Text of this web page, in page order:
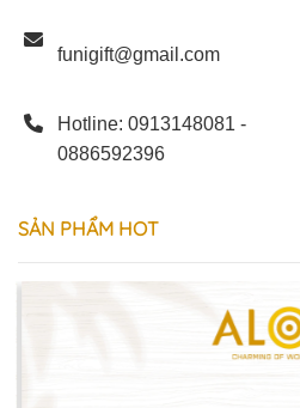
funigift@gmail.com
Hotline: 0913148081 -
0886592396
SẢN PHẨM HOT